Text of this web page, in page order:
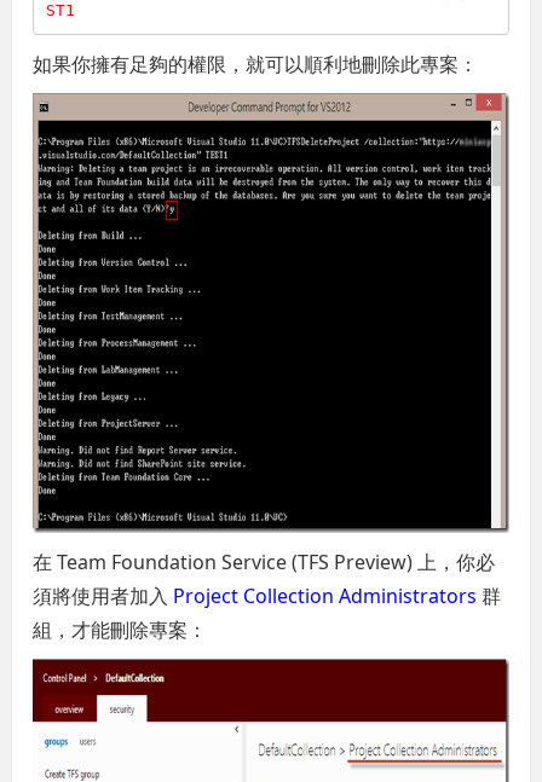
ST1
如果你擁有足夠的權限，就可以順利地刪除此專案：
在 Team Foundation Service (TFS Preview) 上，你必
須將使用者加入 Project Collection Administrators 群
組，才能刪除專案：